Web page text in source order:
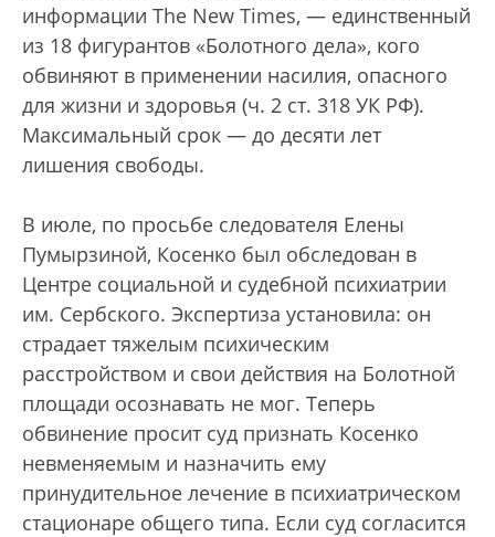
информации The New Times, — единственный
из 18 фигурантов «Болотного дела», кого
обвиняют в применении насилия, опасного
для жизни и здоровья (ч. 2 ст. 318 УК РФ).
Максимальный срок — до десяти лет
лишения свободы.
В июле, по просьбе следователя Елены
Пумырзиной, Косенко был обследован в
Центре социальной и судебной психиатрии
им. Сербского. Экспертиза установила: он
страдает тяжелым психическим
расстройством и свои действия на Болотной
площади осознавать не мог. Теперь
обвинение просит суд признать Косенко
невменяемым и назначить ему
принудительное лечение в психиатрическом
стационаре общего типа. Если суд согласится